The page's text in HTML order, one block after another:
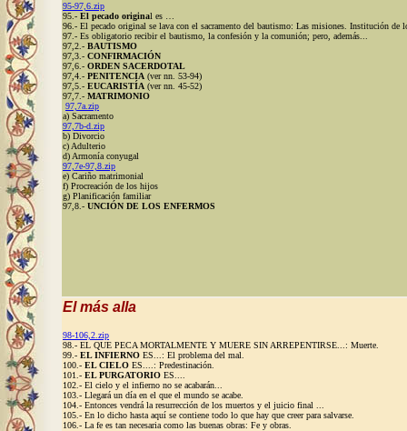
95-97,6.zip
95.- El pecado original es …
96.- El pecado original se lava con el sacramento del bautismo: Las misiones. Institución de
97.- Es obligatorio recibir el bautismo, la confesión y la comunión; pero, además...
97,2.- BAUTISMO
97,3.- CONFIRMACIÓN
97,6.- ORDEN SACERDOTAL
97,4.- PENITENCIA (ver nn. 53-94)
97,5.- EUCARISTÍA (ver nn. 45-52)
97,7.- MATRIMONIO
97,7a.zip
a) Sacramento
97,7b-d.zip
b) Divorcio
c) Adulterio
d) Armonía conyugal
97,7e-97,8.zip
e) Cariño matrimonial
f) Procreación de los hijos
g) Planificación familiar
97,8.- UNCIÓN DE LOS ENFERMOS
El más alla
98-106,2.zip
98.- EL QUE PECA MORTALMENTE Y MUERE SIN ARREPENTIRSE...: Muerte.
99.- EL INFIERNO ES...: El problema del mal.
100.- EL CIELO ES....: Predestinación.
101.- EL PURGATORIO ES....
102.- El cielo y el infierno no se acabarán...
103.- Llegará un día en el que el mundo se acabe.
104.- Entonces vendrá la resurrección de los muertos y el juicio final ...
105.- En lo dicho hasta aquí se contiene todo lo que hay que creer para salvarse.
106.- La fe es tan necesaria como las buenas obras: Fe y obras.